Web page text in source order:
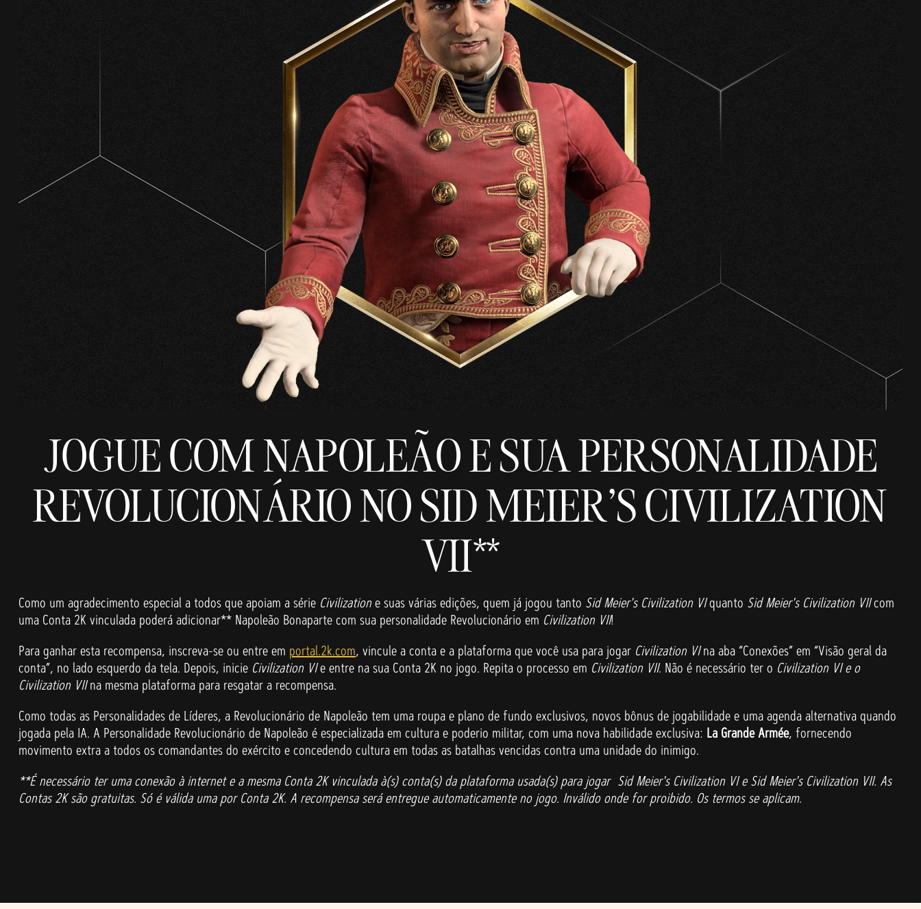
JOGUE COM NAPOLEÃO E SUA PERSONALIDADE
REVOLUCIONÁRIO NO SID MEIER'S CIVILIZATION
VII**
Como um agradecimento especial a todos que apoiam a série Civilizatione suas várias edições, quem já jogou tanto Sid Meier's Civilization VIquanto Sid Meier's Civilization VIIcom
uma Conta 2K vinculada poderá adicionar** Napoleão Bonaparte com sua personalidade Revolucionário em Civilization VII!
Para ganhar esta recompensa, inscreva-se ou entre em portal.2k.com, vincule a conta e a plataforma que você usa para jogar Civilization VIna aba “Conexões” em “Visão geral da
conta”, no lado esquerdo da tela. Depois, inicie Civilization VIe entre na sua Conta 2K no jogo. Repita o processo em Civilization VII. Não é necessário ter o Civilization VI e o
Civilization VIIna mesma plataforma para resgatar a recompensa.
Como todas as Personalidades de Líderes, a Revolucionário de Napoleão tem uma roupa e plano de fundo exclusivos, novos bônus de jogabilidade e uma agenda alternativa quando
jogada pela IA. A Personalidade Revolucionário de Napoleão é especializada em cultura e poderio militar, com uma nova habilidade exclusiva: La Grande Armée, fornecendo
movimento extra a todos os comandantes do exército e concedendo cultura em todas as batalhas vencidas contra uma unidade do inimigo.
**É necessário ter uma conexão à internet e a mesma Conta 2K vinculada à(s) conta(s) da plataforma usada(s) para jogar Sid Meier's Civilization VI e Sid Meier's Civilization VII. As
Contas 2K são gratuitas. Só é válida uma por Conta 2K. A recompensa será entregue automaticamente no jogo. Inválido onde for proibido. Os termos se aplicam.